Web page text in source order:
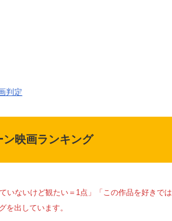
判定
映画ランキング
いないけど観たい＝1点」「この作品を好きでは
を出しています。